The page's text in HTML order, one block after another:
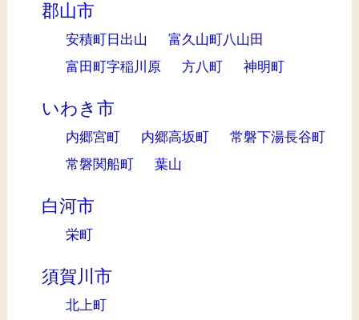
郡山市
安積町日出山
富久山町八山田
富田町字稲川原
方八町 神明町
いわき市
内郷宮町 内郷高坂町
常磐下湯長谷町
常磐関船町
葉山
白河市
栄町
須賀川市
北上町